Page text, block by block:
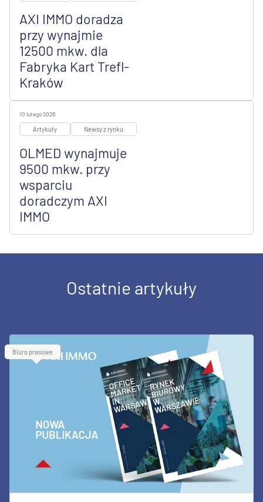
AXI IMMO doradza
przy wynajmie
12500 mkw. dla
Fabryka Kart Trefl-
Kraków
10 lutego 2026
Artykuły Newsy z rynku
OLMED wynajmuje
9500 mkw. przy
wsparciu
doradczym AXI
IMMO
Ostatnie artykuły
Biuro prasowe